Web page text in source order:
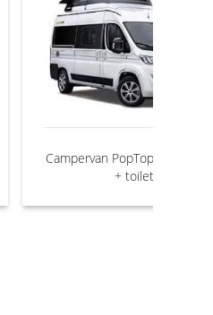
Campervan PopTop med
+ toilet